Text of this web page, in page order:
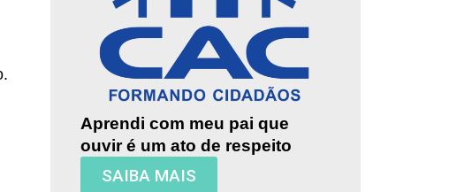
Aprendi com meu pai que
ouvir é um ato de respeito
SAIBA MAIS